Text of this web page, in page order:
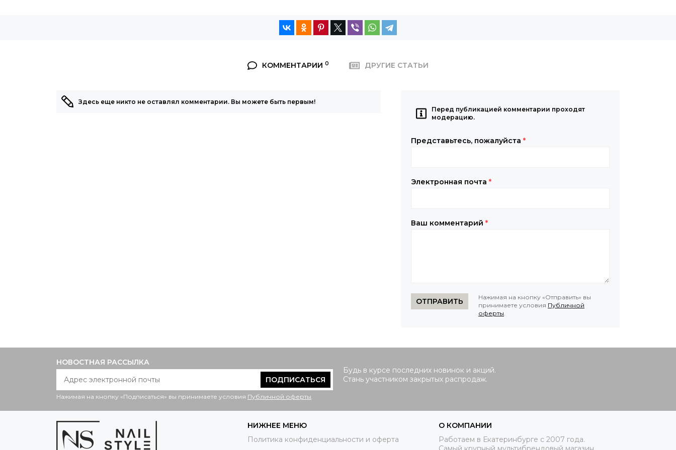
КОММЕНТАРИИ 0 ДРУГИЕ СТАТЬИ
Здесь еще никто не оставлял комментарии. Вы можете быть первым!
Перед публикацией комментарии проходят
модерацию.
Представьтесь, пожалуйста *
Электронная почта *
Ваш комментарий *
ОТПРАВИТЬ
Нажимая на кнопку «Отправить» вы
принимаете условия Публичной
оферты.
НОВОСТНАЯ РАССЫЛКА
ПОДПИСАТЬСЯ
Нажимая на кнопку «Подписаться» вы принимаете условия Публичной оферты.
Будь в курсе последних новинок и акций.
Стань участником закрытых распродаж.
НИЖНЕЕ МЕНЮ
Политика конфиденциальности и оферта
О КОМПАНИИ
Работаем в Екатеринбурге с 2007 года.